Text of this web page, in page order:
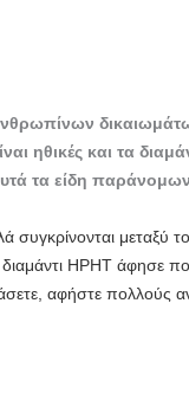
ηθικές και τα
τα είδη
συγκρίνονται μεταξύ
διαμάντι HPHT
αφήστε πολλούς